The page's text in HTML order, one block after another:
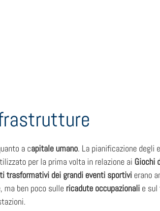
a capitale umano. La pianificazione degli
per la prima volta in relazione ai Giochi
trasformativi dei grandi eventi sportivi erano
ben poco sulle ricadute occupazionali e